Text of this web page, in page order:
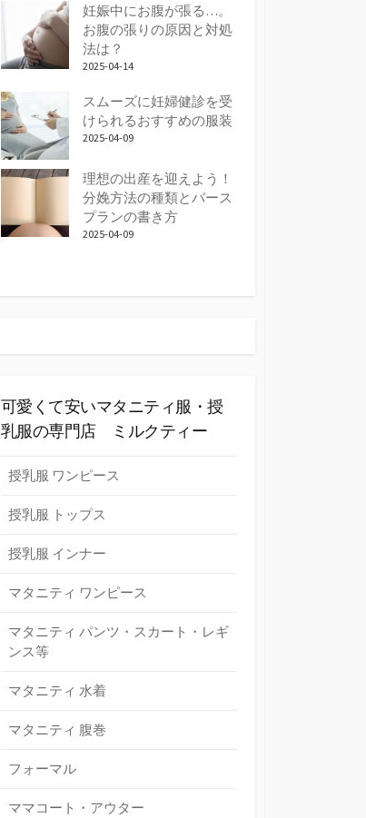
妊娠中にお腹が張る…。
お腹の張りの原因と対処
法は？
2025-04-14
スムーズに妊婦健診を受
けられるおすすめの服装
2025-04-09
理想の出産を迎えよう！
分娩方法の種類とバース
プランの書き方
2025-04-09
可愛くて安いマタニティ服・授
乳服の専門店 ミルクティー
授乳服 ワンピース
授乳服 トップス
授乳服 インナー
マタニティ ワンピース
マタニティ パンツ・スカート・レギ
ンス等
マタニティ 水着
マタニティ 腹巻
フォーマル
ママコート・アウター